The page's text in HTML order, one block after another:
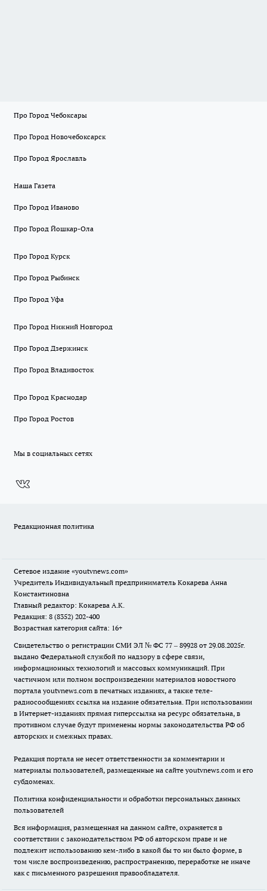
Про Город Чебоксары
Про Город Новочебоксарск
Про Город Ярославль
Наша Газета
Про Город Иваново
Про Город Йошкар-Ола
Про Город Курск
Про Город Рыбинск
Про Город Уфа
Про Город Нижний Новгород
Про Город Дзержинск
Про Город Владивосток
Про Город Краснодар
Про Город Ростов
Мы в социальных сетях
Редакционная политика
Сетевое издание «youtvnews.com»
Учредитель Индивидуальный предприниматель Кокарева Анна
Константиновна
Главный редактор: Кокарева А.К.
Редакция: 8 (8352) 202-400
Возрастная категория сайта: 16+
Свидетельство о регистрации СМИ ЭЛ № ФС 77 – 89928 от 29.08.2025г.
выдано Федеральной службой по надзору в сфере связи,
информационных технологий и массовых коммуникаций. При
частичном или полном воспроизведении материалов новостного
портала youtvnews.com в печатных изданиях, а также теле-
радиосообщениях ссылка на издание обязательна. При использовании
в Интернет-изданиях прямая гиперссылка на ресурс обязательна, в
противном случае будут применены нормы законодательства РФ об
авторских и смежных правах.
Редакция портала не несет ответственности за комментарии и
материалы пользователей, размещенные на сайте youtvnews.com и его
субдоменах.
Политика конфиденциальности и обработки персональных данных
пользователей
Вся информация, размещенная на данном сайте, охраняется в
соответствии с законодательством РФ об авторском праве и не
подлежит использованию кем-либо в какой бы то ни было форме, в
том числе воспроизведению, распространению, переработке не иначе
как с письменного разрешения правообладателя.